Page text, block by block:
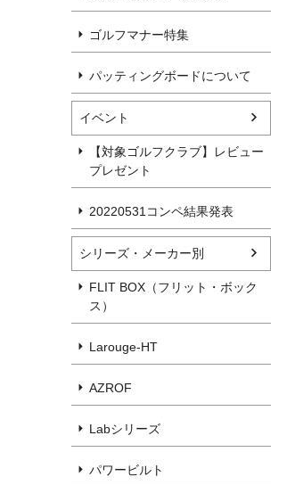
ゴルフマナー特集
パッティングボードについて
イベント
【対象ゴルフクラブ】レビュー
プレゼント
20220531コンペ結果発表
シリーズ・メーカー別
FLIT BOX（フリット・ボック
ス）
Larouge-HT
AZROF
Labシリーズ
パワービルト